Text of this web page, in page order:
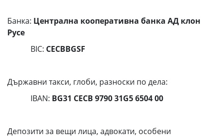
Банка: Централна кооперативна банка АД клон
Русе
BIC: CECBBGSF
Държавни такси, глоби, разноски по дела:
IBAN: BG31 CECB 9790 31G5 6504 00
Депозити за вещи лица, адвокати, особени